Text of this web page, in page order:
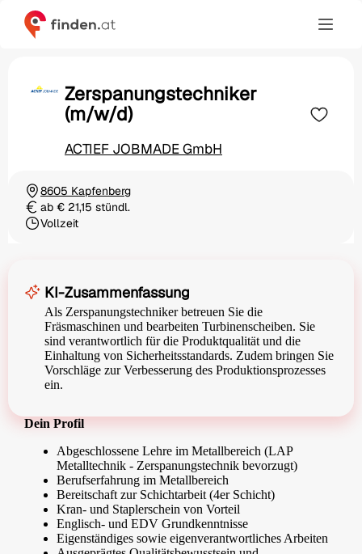
Zerspanungstechniker
(m/w/d)
ACTIEF JOBMADE GmbH
Ortschaft
8605 Kapfenberg
Gehaltab € 21,15 stündl.
Beschäftigungsart
Vollzeit
KI-Zusammenfassung
Als Zerspanungstechniker betreuen Sie die
Fräsmaschinen und bearbeiten Turbinenscheiben. Sie
sind verantwortlich für die Produktqualität und die
Einhaltung von Sicherheitsstandards. Zudem bringen Sie
Vorschläge zur Verbesserung des Produktionsprozesses
ein.
Dein Profil
Abgeschlossene Lehre im Metallbereich (LAP
Metalltechnik - Zerspanungstechnik bevorzugt)
Berufserfahrung im Metallbereich
Bereitschaft zur Schichtarbeit (4er Schicht)
Kran- und Staplerschein von Vorteil
Englisch- und EDV Grundkenntnisse
Eigenständiges sowie eigenverantwortliches Arbeiten